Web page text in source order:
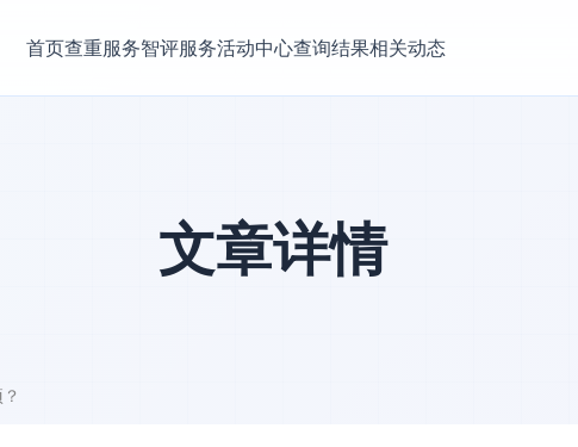
首页查重服务智评服务活动中心查询结果相关动态
文章详情